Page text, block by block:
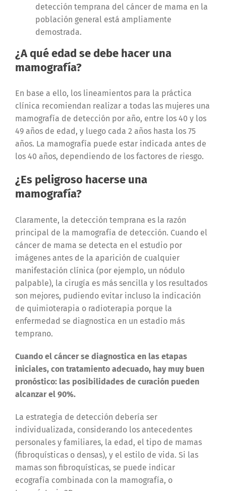
detección temprana del cáncer de mama en la
población general está ampliamente
demostrada.
¿A qué edad se debe hacer una
mamografía?
En base a ello, los lineamientos para la práctica
clínica recomiendan realizar a todas las mujeres una
mamografía de detección por año, entre los 40 y los
49 años de edad, y luego cada 2 años hasta los 75
años. La mamografía puede estar indicada antes de
los 40 años, dependiendo de los factores de riesgo.
¿Es peligroso hacerse una
mamografía?
Claramente, la detección temprana es la razón
principal de la mamografía de detección. Cuando el
cáncer de mama se detecta en el estudio por
imágenes antes de la aparición de cualquier
manifestación clínica (por ejemplo, un nódulo
palpable), la cirugía es más sencilla y los resultados
son mejores, pudiendo evitar incluso la indicación
de quimioterapia o radioterapia porque la
enfermedad se diagnostica en un estadio más
temprano.
Cuando el cáncer se diagnostica en las etapas
iniciales, con tratamiento adecuado, hay muy buen
pronóstico: las posibilidades de curación pueden
alcanzar el 90%.
La estrategia de detección debería ser
individualizada, considerando los antecedentes
personales y familiares, la edad, el tipo de mamas
(fibroquísticas o densas), y el estilo de vida. Si las
mamas son fibroquísticas, se puede indicar
ecografía combinada con la mamografía, o